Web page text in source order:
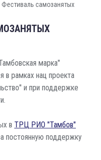
Фестиваль самозанятых
марка"
в рамках нац проекта
и при поддержке
в ТРЦ РИО "Тамбов"
постоянную поддержку